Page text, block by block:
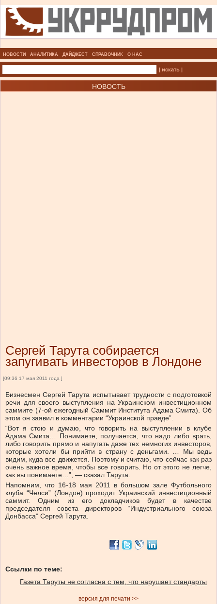
НОВОСТИ АНАЛИТИКА ДАЙДЖЕСТ СПРАВОЧНИК О НАС
| искать |
НОВОСТЬ
Сергей Тарута собирается
запугивать инвесторов в Лондоне
[09:36 17 мая 2011 года ]
Бизнесмен Сергей Тарута испытывает трудности с подготовкой
речи для своего выступления на Украинском инвестиционном
саммите (7-ой ежегодный Саммит Института Адама Смита). Об
этом он заявил в комментарии “Украинской правде”.
“Вот я стою и думаю, что говорить на выступлении в клубе
Адама Смита… Понимаете, получается, что надо либо врать,
либо говорить прямо и напугать даже тех немногих инвесторов,
которые хотели бы прийти в страну с деньгами. … Мы ведь
видим, куда все движется. Поэтому и считаю, что сейчас как раз
очень важное время, чтобы все говорить. Но от этого не легче,
как вы понимаете…”, — сказал Тарута.
Напомним, что 16-18 мая 2011 в большом зале Футбольного
клуба “Челси” (Лондон) проходит Украинский инвестиционный
саммит. Одним из его докладчиков будет в качестве
председателя совета директоров “Индустриального союза
Донбасса” Сергей Тарута.
Ссылки по теме:
Газета Таруты не согласна с тем, что нарушает стандарты
версия для печати >>